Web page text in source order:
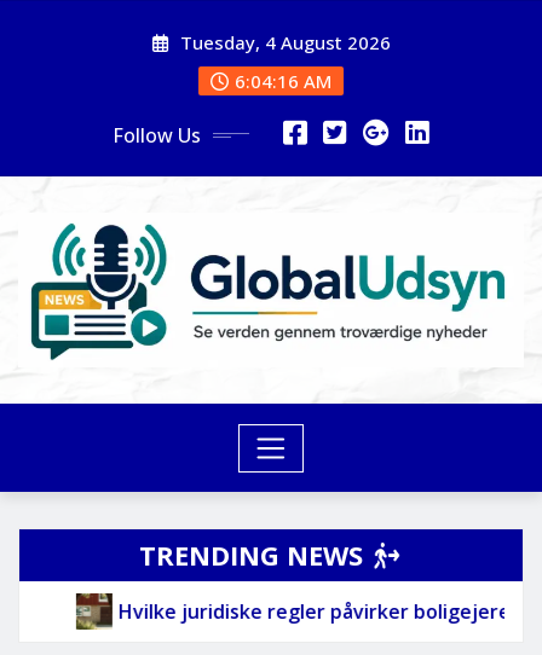
Tuesday, 4 August 2026
6:04:18 AM
Follow Us
TRENDING NEWS
påvirker boligejere mest Hvilke SaaS